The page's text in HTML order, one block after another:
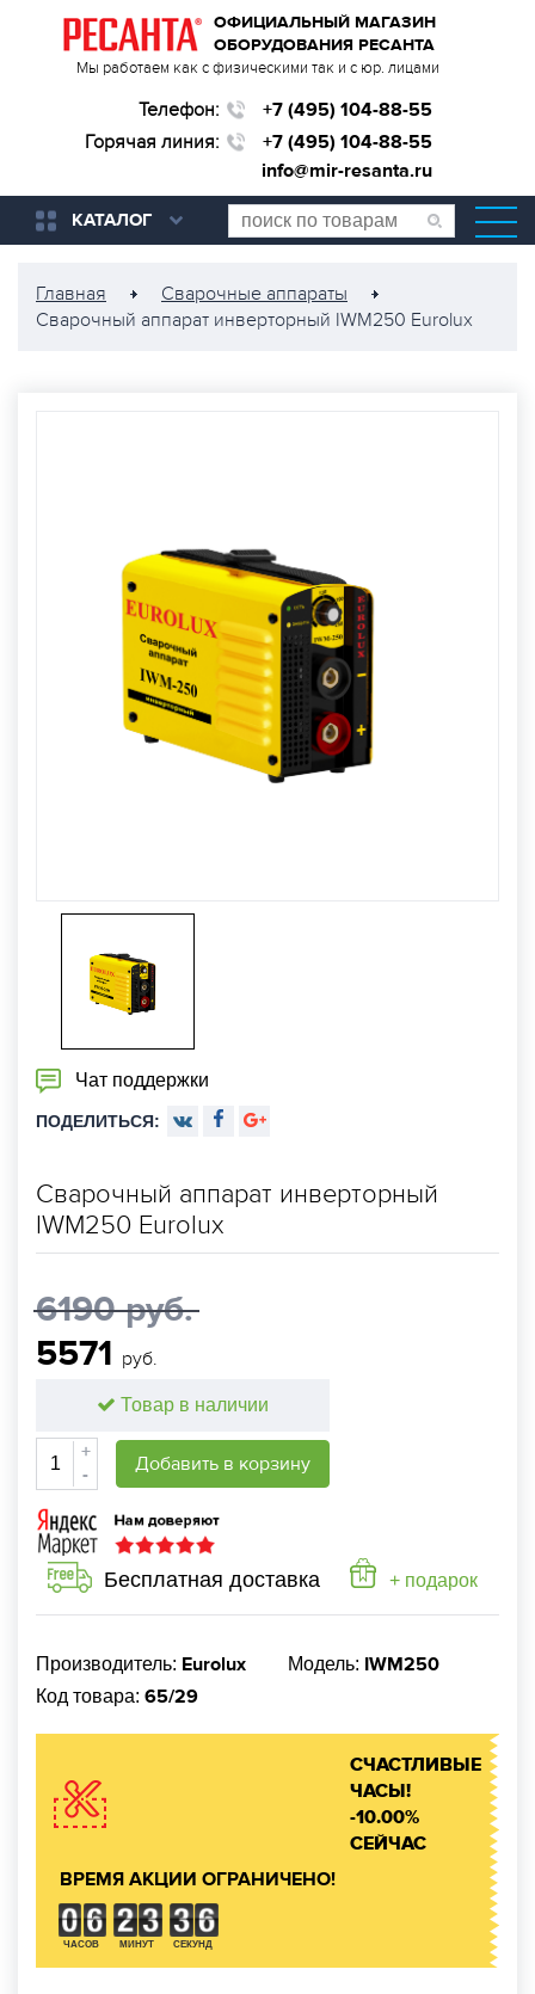
ОФИЦИАЛЬНЫЙ МАГАЗИН
ОБОРУДОВАНИЯ РЕСАНТА
Мы работаем как с физическими так и с юр. лицами
Телефон:
+7 (495) 104-88-55
Горячая линия:
+7 (495) 104-88-55
info@mir-resanta.ru
КАТАЛОГ
Главная
Сварочные аппараты
Сварочный аппарат инверторный IWM250 Eurolux
Чат поддержки
ПОДЕЛИТЬСЯ:
Сварочный аппарат инверторный
IWM250 Eurolux
6190 руб.
5571 руб.
Товар в наличии
+
-
Добавить в корзину
Бесплатная доставка + подарок
Производитель: Eurolux Модель: IWM250
Код товара: 65/29
СЧАСТЛИВЫЕ
ЧАСЫ!
-10.00%
СЕЙЧАС
ВРЕМЯ АКЦИИ ОГРАНИЧЕНО!
ЧАСОВ МИНУТ СЕКУНД